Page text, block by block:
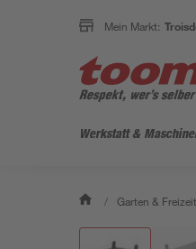
Mein Markt:
Werkstatt &
/ Garten & Freizeit